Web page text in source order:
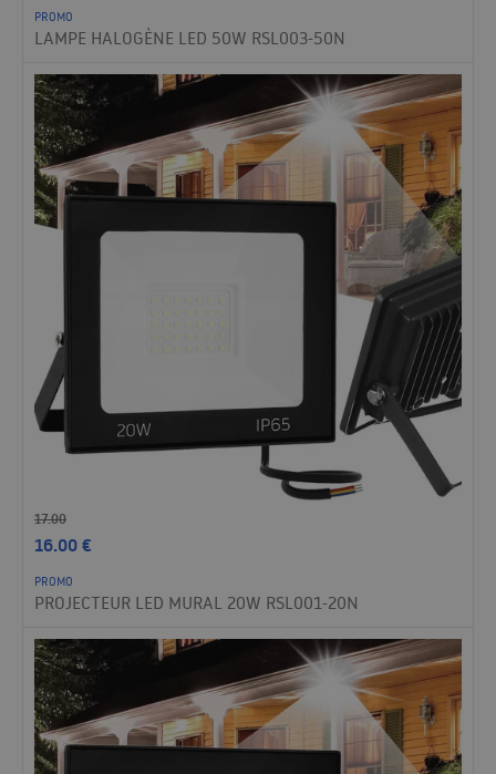
PROMO
LAMPE HALOGÈNE LED 50W RSL003-50N
17.00
16.00€
PROMO
PROJECTEUR LED MURAL 20W RSL001-20N